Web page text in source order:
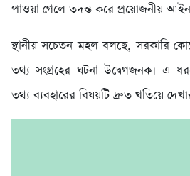
পাওয়া গেলে তদন্ত করে প্রয়োজনীয়
স্থানীয় সচেতন মহল বলছে, সরকারি
তথ্য সংগ্রহের ঘটনা উদ্বেগজনক। এ
তথ্য ব্যবহারের বিষয়টি দ্রুত খতিয়ে